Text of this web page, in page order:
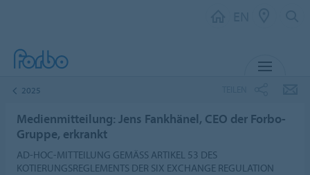
2025
Medienmitteilung: Jens Fankhänel, CEO der Forbo-
Gruppe, erkrankt
AD-HOC-MITTEILUNG GEMÄSS ARTIKEL 53 DES
KOTIERUNGSREGLEMENTS DER SIX EXCHANGE REGULATION